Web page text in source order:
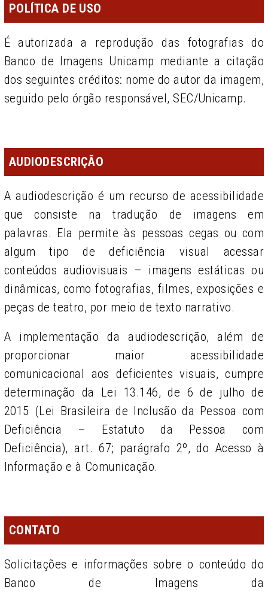
POLÍTICA DE USO
É autorizada a reprodução das fotografias do
Banco de Imagens Unicamp mediante a citação
dos seguintes créditos: nome do autor da imagem,
seguido pelo órgão responsável, SEC/Unicamp.
AUDIODESCRIÇÃO
A audiodescrição é um recurso de acessibilidade
que consiste na tradução de imagens em
palavras. Ela permite às pessoas cegas ou com
algum tipo de deficiência visual acessar
conteúdos audiovisuais – imagens estáticas ou
dinâmicas, como fotografi­as, filmes, exposições e
peças de teatro, por meio de texto narrativo.
A implementação da audiodescrição, além de
proporcionar maior acessibilidade
comunicacional aos deficientes visuais, cumpre
determinação da Lei 13.146, de 6 de julho de
2015 (Lei Brasileira de Inclusão da Pessoa com
Deficiência – Estatuto da Pessoa com
Deficiência), art. 67; parágrafo 2º, do Acesso à
Informação e à Comunicação.
CONTATO
Solicitações e informações sobre o conteúdo do
Banco de Imagens da